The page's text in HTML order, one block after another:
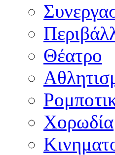
Θέατρο
Χορωδία